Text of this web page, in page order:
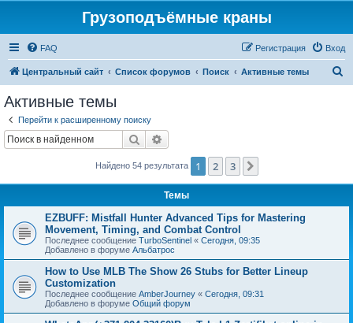
Грузоподъёмные краны
FAQ Вход
Регистрация
Центральный сайт Список форумов Поиск Активные темы
Активные темы
Перейти к расширенному поиску
Поиск
Найдено 54 результата 1 2 3
Темы
EZBUFF: Mistfall Hunter Advanced Tips for Mastering
Movement, Timing, and Combat Control
Последнее сообщение TurboSentinel « Сегодня, 09:35
Добавлено в форуме Альбатрос
How to Use MLB The Show 26 Stubs for Better Lineup
Customization
Последнее сообщение AmberJourney « Сегодня, 09:31
Добавлено в форуме Общий форум